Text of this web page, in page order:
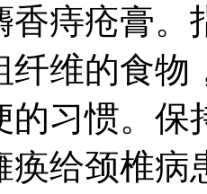
香痔疮膏。
纤维的食物
的习惯。
痪给颈椎病